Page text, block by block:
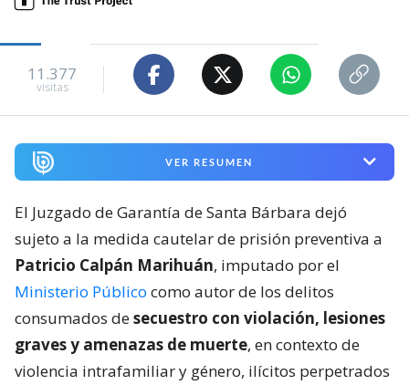
11.377
visitas
VER RESUMEN
El Juzgado de Garantía de Santa Bárbara dejó
sujeto a la medida cautelar de prisión preventiva a
Patricio Calpán Marihuán, imputado por el
Ministerio Público como autor de los delitos
consumados desecuestro con violación, lesiones
graves y amenazas de muerte, en contexto de
violencia intrafamiliar y género, ilícitos perpetrados